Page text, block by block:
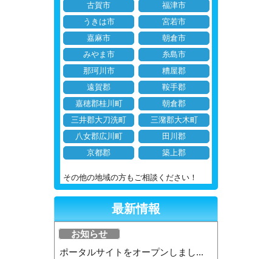
古賀市
福津市
うきは市
宮若市
嘉麻市
朝倉市
みやま市
糸島市
那珂川市
糟屋郡
遠賀郡
鞍手郡
嘉穂郡桂川町
朝倉郡
三井郡大刀洗町
三潴郡大木町
八女郡広川町
田川郡
京都郡
築上郡
その他の地域の方もご相談ください！
最新情報
お知らせ
ポータルサイトをオープンしまし...